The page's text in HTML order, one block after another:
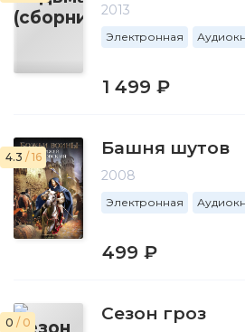
2013
Электронная
1 499 ₽
4.3 / 16 Башня шутов
2008
Электронная
499 ₽
0 / 0 Сезон гроз